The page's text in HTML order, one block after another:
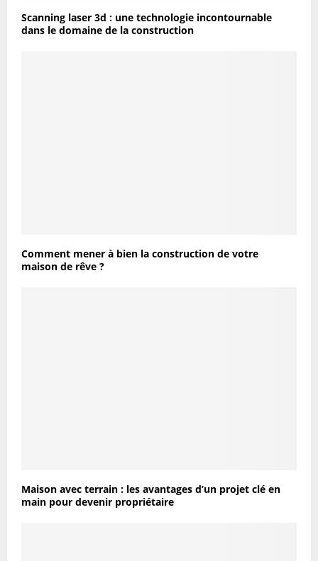
Scanning laser 3d : une technologie incontournable
dans le domaine de la construction
Comment mener à bien la construction de votre
maison de rêve ?
Maison avec terrain : les avantages d’un projet clé en
main pour devenir propriétaire